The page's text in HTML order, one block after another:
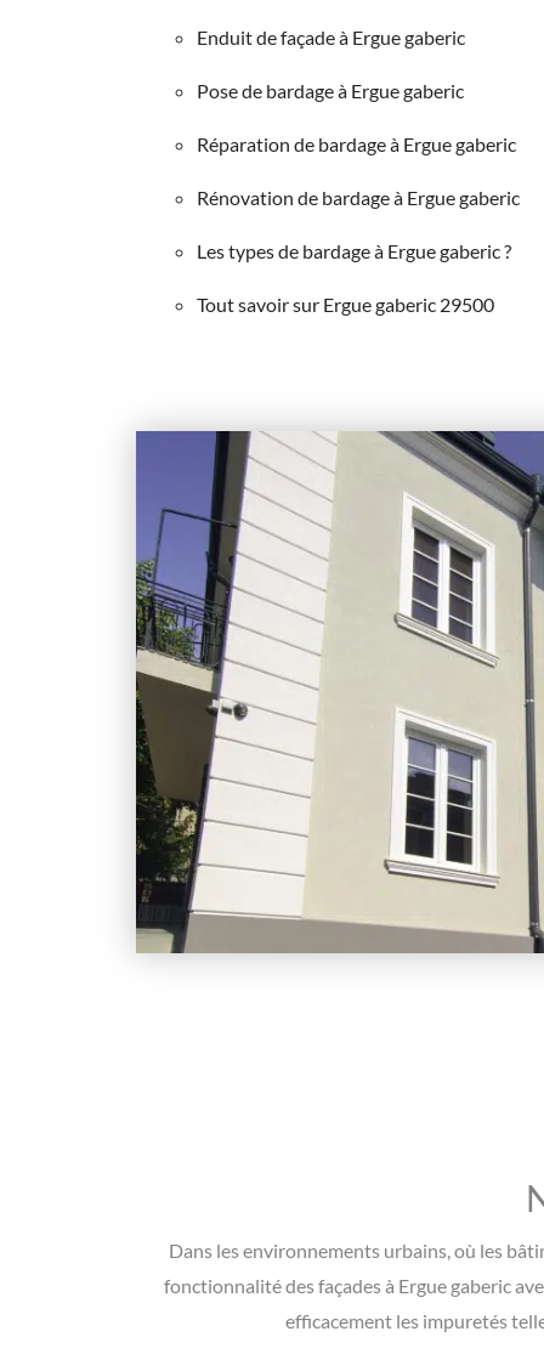
Enduit de façade à Ergue gaberic
Pose de bardage à Ergue gaberic
Réparation de bardage à Ergue gaberic
Rénovation de bardage à Ergue gaberic
Les types de bardage à Ergue gaberic ?
Tout savoir sur Ergue gaberic 29500
Dans les environnements urbains, où les
fonctionnalité des façades à Ergue gaberic
efficacement les impuretés